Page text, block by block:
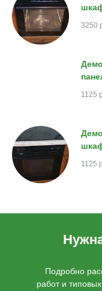
3250
1125
1125
Подробно
работ и